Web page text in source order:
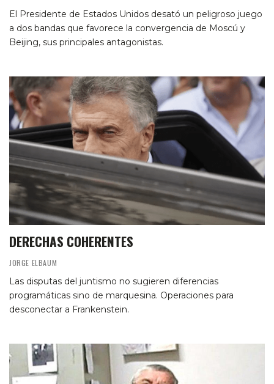
El Presidente de Estados Unidos desató un peligroso juego
a dos bandas que favorece la convergencia de Moscú y
Beijing, sus principales antagonistas.
DERECHAS COHERENTES
JORGE ELBAUM
Las disputas del juntismo no sugieren diferencias
programáticas sino de marquesina. Operaciones para
desconectar a Frankenstein.